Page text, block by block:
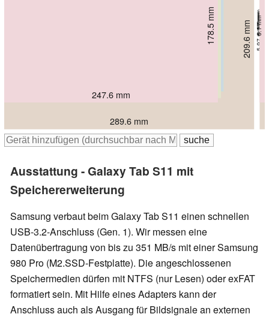
289.6 mm
209.6 mm 5.97 mm
165.8 mm 6 mm
165.3 mm 5.5 mm
251.22 mm
173.42 mm 6.18 mm
247.6 mm
178.5 mm 6.1 mm
Ausstattung - Galaxy Tab S11 mit
Speichererweiterung
Samsung verbaut beim Galaxy Tab S11 einen schnellen
USB-3.2-Anschluss (Gen. 1). Wir messen eine
Datenübertragung von bis zu 351 MB/s mit einer Samsung
980 Pro (M2.SSD-Festplatte). Die angeschlossenen
Speichermedien dürfen mit NTFS (nur Lesen) oder exFAT
formatiert sein. Mit Hilfe eines Adapters kann der
Anschluss auch als Ausgang für Bildsignale an externen